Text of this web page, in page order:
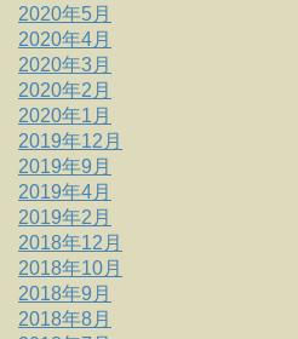
2020年5月
2020年4月
2020年3月
2020年2月
2020年1月
2019年12月
2019年9月
2019年4月
2019年2月
2018年12月
2018年10月
2018年9月
2018年8月